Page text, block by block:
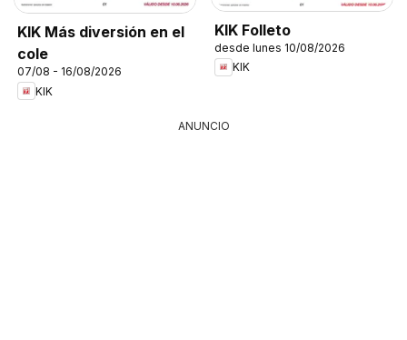
KIK Más diversión en el
cole
07/08 - 16/08/2026
KIK
KIK Folleto
desde lunes 10/08/2026
KIK
ANUNCIO